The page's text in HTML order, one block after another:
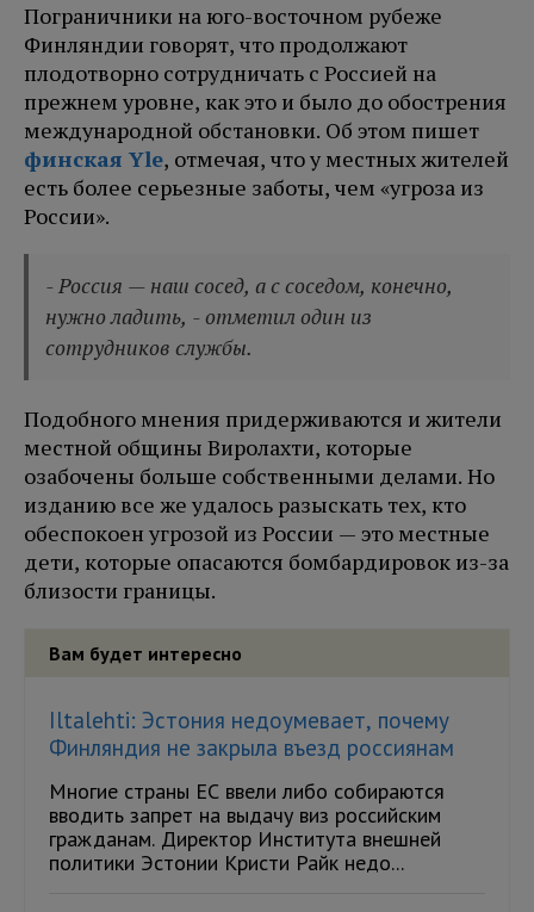
Пограничники на юго-восточном рубеже
Финляндии говорят, что продолжают
плодотворно сотрудничать с Россией на
прежнем уровне, как это и было до обострения
международной обстановки. Об этом пишет
финская Yle, отмечая, что у местных жителей
есть более серьезные заботы, чем «угроза из
России».
- Россия — наш сосед, а с соседом, конечно,
нужно ладить, - отметил один из
сотрудников службы.
Подобного мнения придерживаются и жители
местной общины Виролахти, которые
озабочены больше собственными делами. Но
изданию все же удалось разыскать тех, кто
обеспокоен угрозой из России — это местные
дети, которые опасаются бомбардировок из-за
близости границы.
Вам будет интересно
Iltalehti: Эстония недоумевает, почему
Финляндия не закрыла въезд россиянам
Многие страны ЕС ввели либо собираются
вводить запрет на выдачу виз российским
гражданам. Директор Института внешней
политики Эстонии Кристи Райк недо...